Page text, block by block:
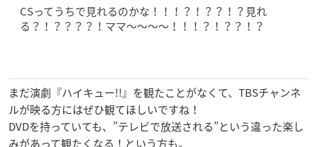
CSってうちで見れるのかな！！！？！？？！？見れ
る？！？？？？！ママ〜〜〜〜！！！？！？？！？
まだ演劇『ハイキュー!!』を観たことがなくて、TBSチャンネ
ルが映る方にはぜひ観てほしいですね！
DVDを持っていても、”テレビで放送される”という違った楽し
みがあって観たくなる！という方も。